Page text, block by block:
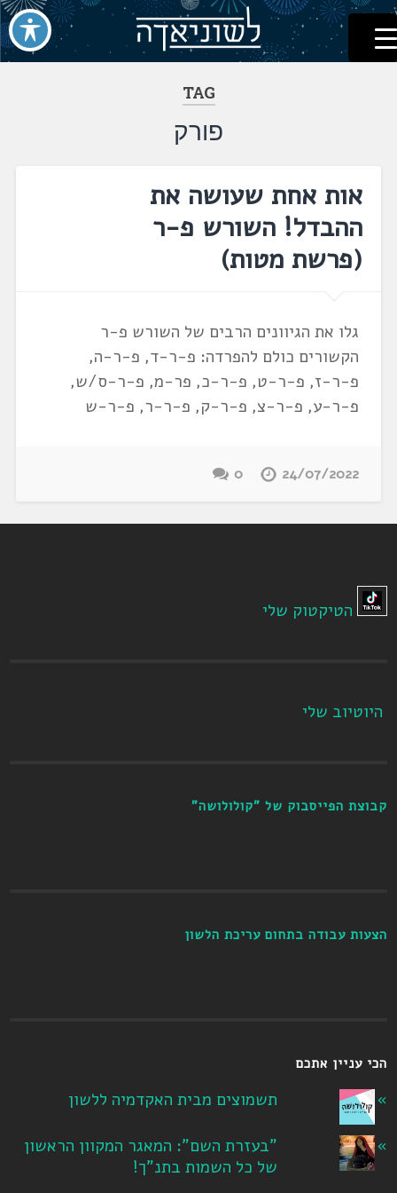
דלג
לתוכן
לשוניאדה
עברית. לשון. שפה
TAG
פורק
אות אחת שעושה את
ההבדל! השורש פ-ר
(פרשת מטות)
גלו את הגיוונים הרבים של השורש פ-ר
הקשורים כולם להפרדה: פ-ר-ד, פ-ר-ה,
פ-ר-ז, פ-ר-ט, פ-ר-כ, פר-מ, פ-ר-ס/ש,
פ-ר-ע, פ-ר-צ, פ-ר-ק, פ-ר-ר, פ-ר-ש
24/07/2022
0
הטיקטוק שלי
היוטיוב שלי
קבוצת הפייסבוק של "קולולושה"
הצעות עבודה בתחום עריכת הלשון
הכי עניין אתכם
תשמוצים מבית האקדמיה ללשון
"בעזרת השם": המאגר המקוון הראשון
של כל השמות בתנ"ך!